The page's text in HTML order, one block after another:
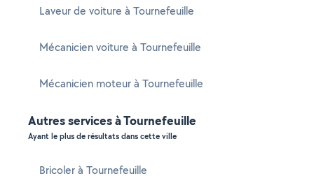
Laveur de voiture à Tournefeuille
Mécanicien voiture à Tournefeuille
Mécanicien moteur à Tournefeuille
Autres services à Tournefeuille
Ayant le plus de résultats dans cette ville
Bricoler à Tournefeuille